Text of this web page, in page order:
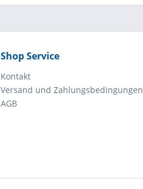
Shop Service
Kontakt
Versand und Zahlungsbedingungen
AGB